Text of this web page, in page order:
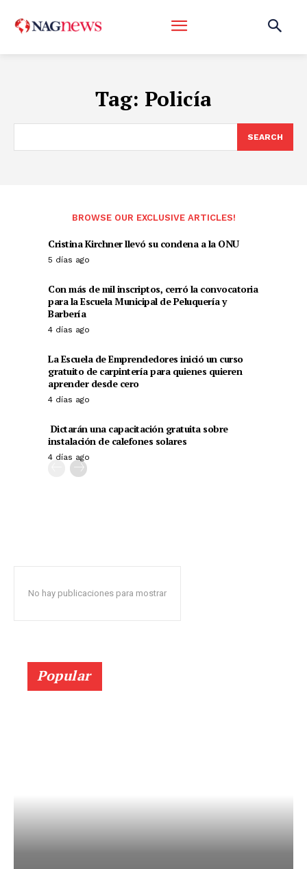
Tag: Policía
SEARCH
BROWSE OUR EXCLUSIVE ARTICLES!
Cristina Kirchner llevó su condena a la ONU
5 días ago
Con más de mil inscriptos, cerró la convocatoria
para la Escuela Municipal de Peluquería y
Barbería
4 días ago
La Escuela de Emprendedores inició un curso
gratuito de carpintería para quienes quieren
aprender desde cero
4 días ago
Dictarán una capacitación gratuita sobre
instalación de calefones solares
4 días ago
No hay publicaciones para mostrar
Popular